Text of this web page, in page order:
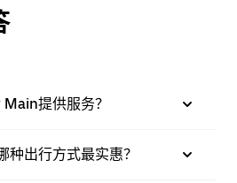
提供服务？
出行方式最实惠？